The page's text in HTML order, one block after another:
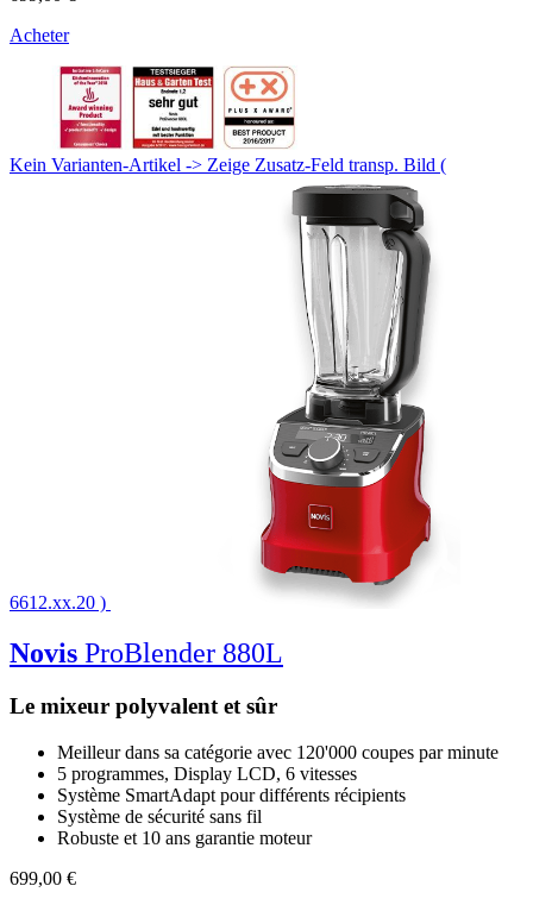
Acheter
Kein Varianten-Artikel -> Zeige Zusatz-Feld transp. Bild (
6612.xx.20 )
Novis ProBlender 880L
Le mixeur polyvalent et sûr
Meilleur dans sa catégorie avec 120'000 coupes par minute
5 programmes, Display LCD, 6 vitesses
Système SmartAdapt pour différents récipients
Système de sécurité sans fil
Robuste et 10 ans garantie moteur
699,00 €